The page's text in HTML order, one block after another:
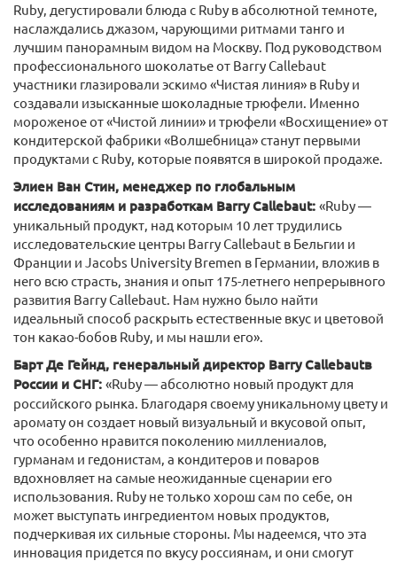
Ruby, дегустировали блюда с Ruby в абсолютной темноте,
наслаждались джазом, чарующими ритмами танго и
лучшим панорамным видом на Москву. Под руководством
профессионального шоколатье от Barry Callebaut
участники глазировали эскимо «Чистая линия» в Ruby и
создавали изысканные шоколадные трюфели. Именно
мороженое от «Чистой линии» и трюфели «Восхищение» от
кондитерской фабрики «Волшебница» станут первыми
продуктами с Ruby, которые появятся в широкой продаже.
Элиен Ван Стин, менеджер по глобальным
исследованиям и разработкам BarryCallebaut: «Ruby —
уникальный продукт, над которым 10 лет трудились
исследовательские центры Barry Callebaut в Бельгии и
Франции и Jacobs University Bremen в Германии, вложив в
него всю страсть, знания и опыт 175-летнего непрерывного
развития Barry Callebaut. Нам нужно было найти
идеальный способ раскрыть естественные вкус и цветовой
тон какао-бобов Ruby, и мы нашли его».
Барт Де Гейнд, генеральный директор BarryCallebautв
России и СНГ: «Ruby — абсолютно новый продукт для
российского рынка. Благодаря своему уникальному цвету и
аромату он создает новый визуальный и вкусовой опыт,
что особенно нравится поколению миллениалов,
гурманам и гедонистам, а кондитеров и поваров
вдохновляет на самые неожиданные сценарии его
использования. Ruby не только хорош сам по себе, он
может выступать ингредиентом новых продуктов,
подчеркивая их сильные стороны. Мы надеемся, что эта
инновация придется по вкусу россиянам, и они смогут